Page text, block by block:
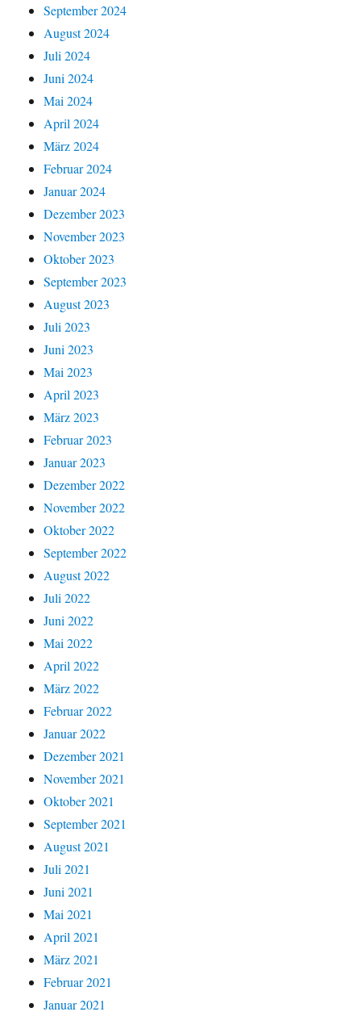
September 2024
August 2024
Juli 2024
Juni 2024
Mai 2024
April 2024
März 2024
Februar 2024
Januar 2024
Dezember 2023
November 2023
Oktober 2023
September 2023
August 2023
Juli 2023
Juni 2023
Mai 2023
April 2023
März 2023
Februar 2023
Januar 2023
Dezember 2022
November 2022
Oktober 2022
September 2022
August 2022
Juli 2022
Juni 2022
Mai 2022
April 2022
März 2022
Februar 2022
Januar 2022
Dezember 2021
November 2021
Oktober 2021
September 2021
August 2021
Juli 2021
Juni 2021
Mai 2021
April 2021
März 2021
Februar 2021
Januar 2021